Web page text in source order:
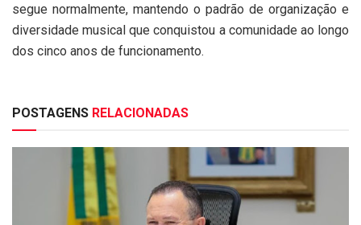
segue normalmente, mantendo o padrão de organização e
diversidade musical que conquistou a comunidade ao longo
dos cinco anos de funcionamento.
POSTAGENS RELACIONADAS